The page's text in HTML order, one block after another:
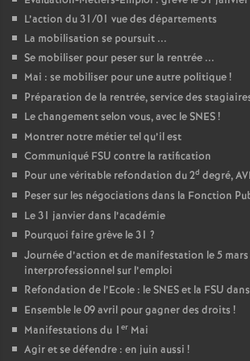
L’action du 31/01 vue des départements
La mobilisation se poursuit ...
Se mobiliser pour peser sur la rentrée ...
Mai : se mobiliser pour une autre politique!
Préparation de la rentrée, service des
Le changement selon vous, avec le SNES!
Montrer notre métier tel qu’il est
Communiqué FSU contre la ratification
Pour une véritable refondation du 2d degré,
Peser sur les négociations dans la Fonction
Le 31 janvier dans l’académie
Pourquoi faire grève le 31 ?
Journée d’action et de manifestation le 5
interprofessionnel sur l’emploi
Refondation de l’Ecole : le SNES et la FSU
Ensemble le 09 avril pour gagner des droits !
Manifestations du 1 er Mai
Agir et se défendre : en juin aussi !